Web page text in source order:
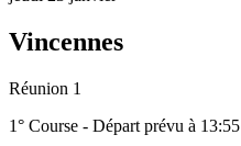
Vincennes
Réunion 1
1° Course - Départ prévu à 13:55